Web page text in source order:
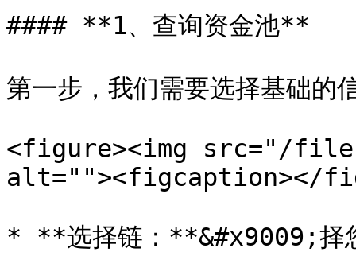
#### **1、查询资金池**
第一步，我们需要选择基础的
<figure><img src="/
alt=""><figcaption></
* **选择链：**&#x9009;择